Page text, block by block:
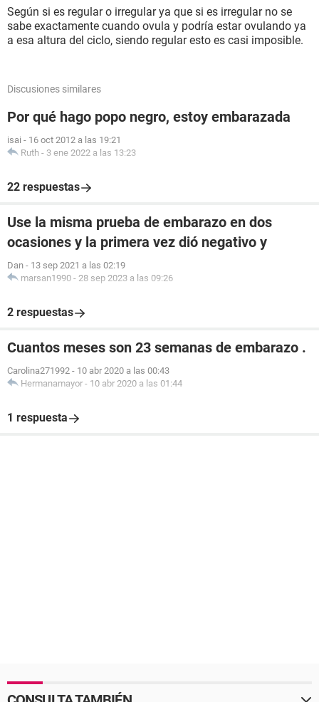
Según si es regular o irregular ya que si es irregular no se
sabe exactamente cuando ovula y podría estar ovulando ya
a esa altura del ciclo, siendo regular esto es casi imposible.
Discusiones similares
Por qué hago popo negro, estoy embarazada
isai - 16 oct 2012 a las 19:21
Ruth - 3 ene 2022 a las 13:23
22 respuestas
Use la misma prueba de embarazo en dos
ocasiones y la primera vez dió negativo y
Dan - 13 sep 2021 a las 02:19
marsan1990 - 28 sep 2023 a las 09:26
2 respuestas
Cuantos meses son 23 semanas de embarazo .
Carolina271992 - 10 abr 2020 a las 00:43
Hermanamayor - 10 abr 2020 a las 01:44
1 respuesta